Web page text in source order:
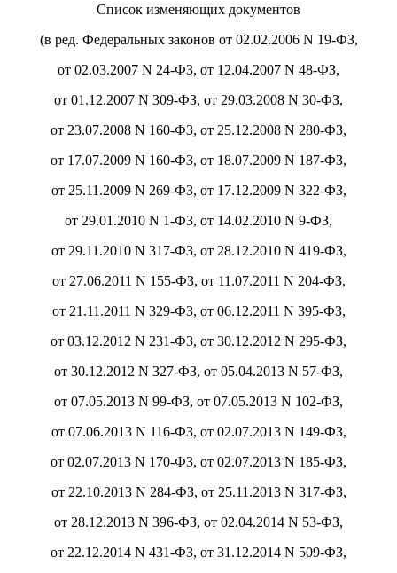
Список изменяющих документов
(в ред. Федеральных законов от 02.02.2006 N 19-ФЗ,
от 02.03.2007 N 24-ФЗ, от 12.04.2007 N 48-ФЗ,
от 01.12.2007 N 309-ФЗ, от 29.03.2008 N 30-ФЗ,
от 23.07.2008 N 160-ФЗ, от 25.12.2008 N 280-ФЗ,
от 17.07.2009 N 160-ФЗ, от 18.07.2009 N 187-ФЗ,
от 25.11.2009 N 269-ФЗ, от 17.12.2009 N 322-ФЗ,
от 29.01.2010 N 1-ФЗ, от 14.02.2010 N 9-ФЗ,
от 29.11.2010 N 317-ФЗ, от 28.12.2010 N 419-ФЗ,
от 27.06.2011 N 155-ФЗ, от 11.07.2011 N 204-ФЗ,
от 21.11.2011 N 329-ФЗ, от 06.12.2011 N 395-ФЗ,
от 03.12.2012 N 231-ФЗ, от 30.12.2012 N 295-ФЗ,
от 30.12.2012 N 327-ФЗ, от 05.04.2013 N 57-ФЗ,
от 07.05.2013 N 99-ФЗ, от 07.05.2013 N 102-ФЗ,
от 07.06.2013 N 116-ФЗ, от 02.07.2013 N 149-ФЗ,
от 02.07.2013 N 170-ФЗ, от 02.07.2013 N 185-ФЗ,
от 22.10.2013 N 284-ФЗ, от 25.11.2013 N 317-ФЗ,
от 28.12.2013 N 396-ФЗ, от 02.04.2014 N 53-ФЗ,
от 22.12.2014 N 431-ФЗ, от 31.12.2014 N 509-ФЗ,